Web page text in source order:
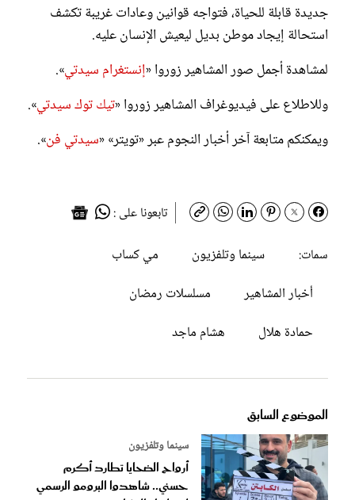
جديدة قابلة للحياة، فتواجه قوانين وعادات غريبة تكشف
استحالة إيجاد موطن بديل ليعيش الإنسان عليه.
لمشاهدة أجمل صور المشاهير زوروا «إنستغرام سيدتي».
وللاطلاع على فيديوغراف المشاهير زوروا «تيك توك سيدتي».
ويمكنكم متابعة آخر أخبار النجوم عبر «تويتر» «سيدتي فن».
تابعونا على :
سمات:
سينما وتلفزيون
مي كساب
أخبار المشاهير
مسلسلات رمضان
حمادة هلال
هشام ماجد
الموضوع السابق
سينما وتلفزيون
أرواح الضحايا تطارد أكرم
حسني.. شاهدوا البرومو الرسمي